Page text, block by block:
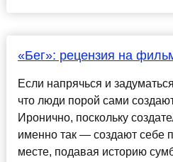
«Бег»: рецензия на
Если напрячься и
что люди порой сами
Иронично, поскольку
именно так — создают себе
месте, подавая историю